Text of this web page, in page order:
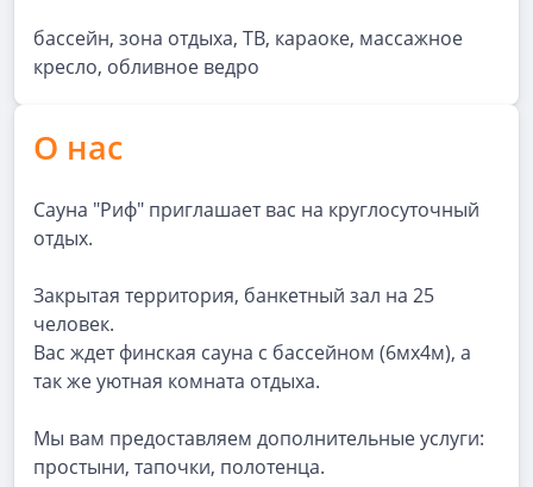
бассейн, зона отдыха, ТВ, караоке, массажное
кресло, обливное ведро
О нас
Сауна "Риф" приглашает вас на круглосуточный
отдых.
Закрытая территория, банкетный зал на 25
человек.
Вас ждет финская сауна с бассейном (6мх4м), а
так же уютная комната отдыха.
Мы вам предоставляем дополнительные услуги:
простыни, тапочки, полотенца.